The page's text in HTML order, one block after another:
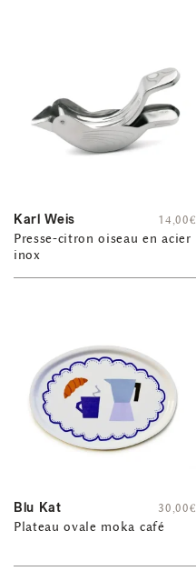
Karl Weis
Presse-citron oiseau en acier
inox
14,00€
Blu Kat
Plateau ovale moka café
30,00€